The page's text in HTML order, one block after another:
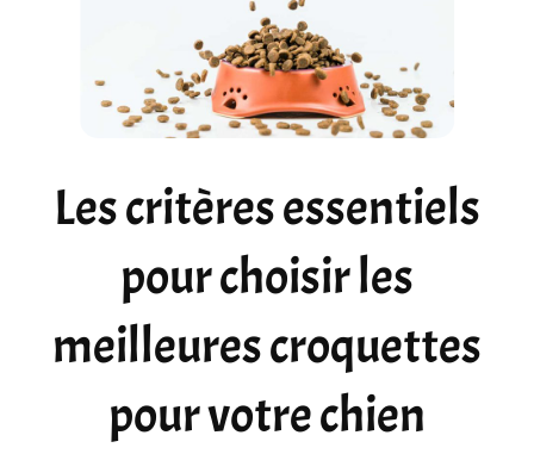
Les critères essentiels
pour choisir les
meilleures croquettes
pour votre chien